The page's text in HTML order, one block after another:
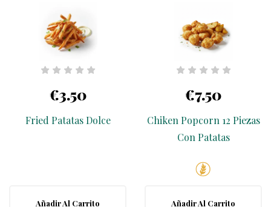
€3.50
Fried Patatas Dolce
Añadir Al Carrito
€7.50
Chiken Popcorn 12 Piezas
Con Patatas
Añadir Al Carrito